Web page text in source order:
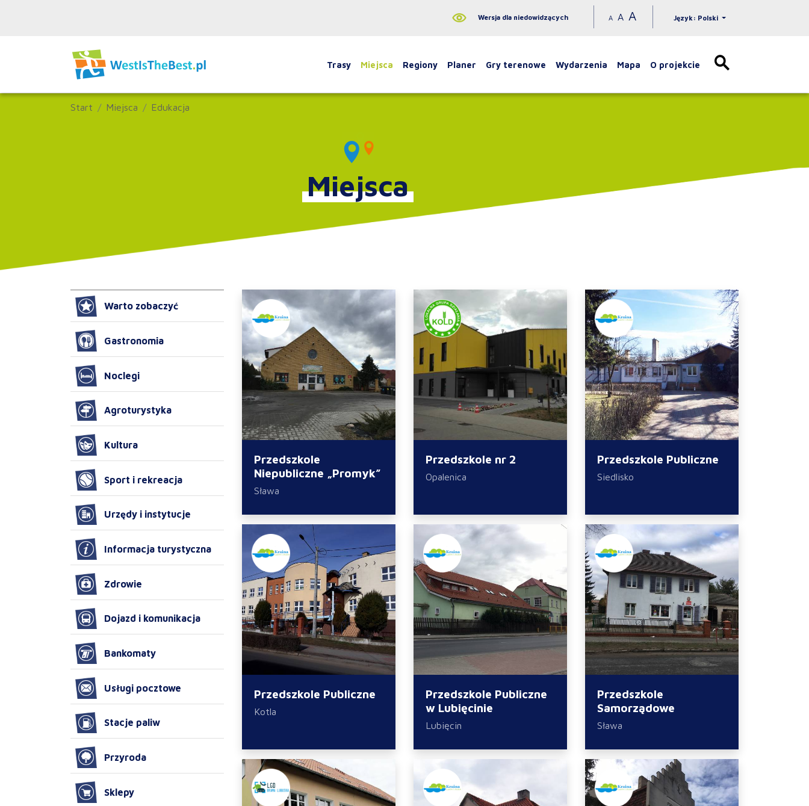
Wersja dla niedowidzących A A A Język: Polski
Trasy Miejsca Regiony Planer Gry terenowe Wydarzenia Mapa O projekcie
Start Miejsca Edukacja
Miejsca
Przedszkole
Niepubliczne „Promyk”
Sława
Przedszkole nr 2
Opalenica
Przedszkole Publiczne
Siedlisko
Przedszkole Publiczne
Kotla
Przedszkole Publiczne
w Lubięcinie
Lubięcin
Przedszkole
Samorządowe
Sława
Warto zobaczyć
Gastronomia
Noclegi
Agroturystyka
Kultura
Sport i rekreacja
Urzędy i instytucje
Informacja turystyczna
Zdrowie
Dojazd i komunikacja
Bankomaty
Usługi pocztowe
Stacje paliw
Przyroda
Sklepy